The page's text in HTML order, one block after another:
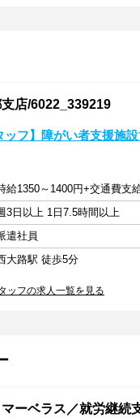
店/6022_339219
ッフ】障がい者支援施
給1350～1400円+交通費支
3日以上 1日7.5時間以上
遣社員
大路駅 徒歩5分
ッフの求人一覧を見る
ーベラス／就労継続